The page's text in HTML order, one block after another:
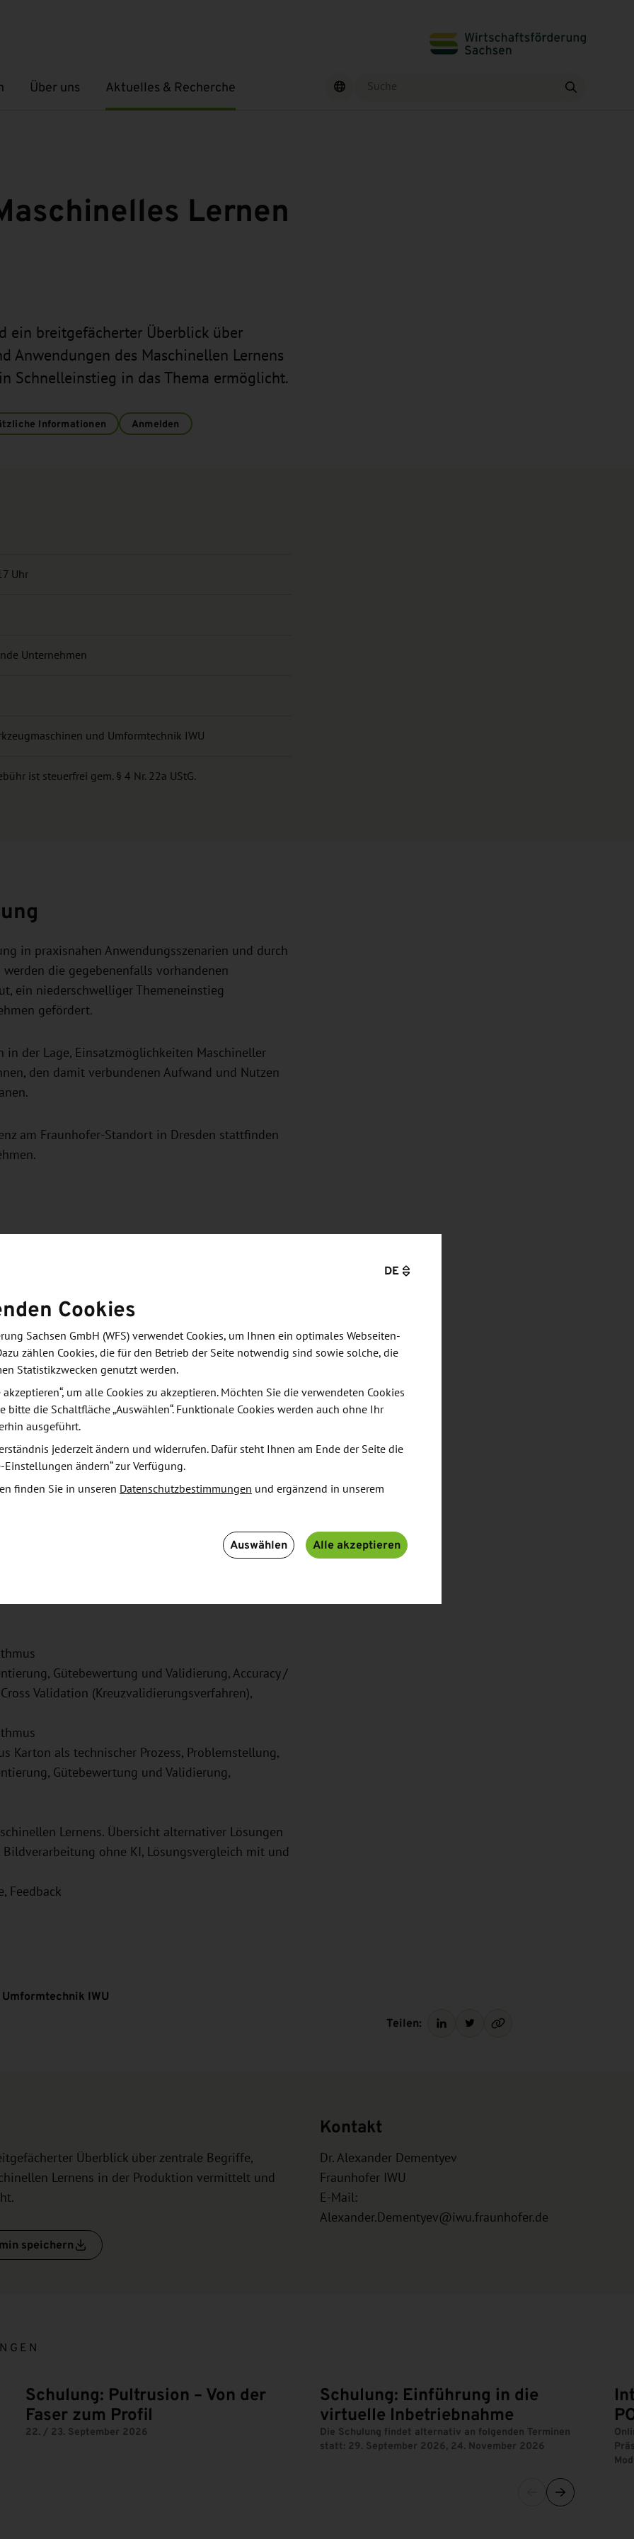
Über uns
Untermenü öffnenAktuelles & Recherche
Untermenü öffnen Finden
Lernen
ein breitgefächerter Überblick über
Anwendungen des Maschinellen Lernens
Schnelleinstieg in das Thema ermöglicht.
Informationen Anmelden
Uhr
Unternehmen
und Umformtechnik IWU
ist steuerfrei gem. § 4 Nr. 22a UStG.
in praxisnahen Anwendungsszenarien und durch
die gegebenenfalls vorhandenen
ein niederschwelliger Themeneinstieg
gefördert.
in der Lage, Einsatzmöglichkeiten Maschineller
den damit verbundenen Aufwand und Nutzen
am Fraunhofer-Standort in Dresden stattfinden
Prozessanalyse (Korrelationsanalyse,
Zeitreihenanalyse / Trends) und ML-
Regression). Unterschiede, Vor- bzw.
ML-Workflow, ML-Anwendungen in der
modelle, Datenakquise, (OPC UA, UMATI,
Datenvorverarbeitung, fehlende Werte und
Dimensionsreduzierung, PCA.
und Aufbau einer Versuchsumgebung
allg. Vorgehensweise, technische
Abschätzung und Verbesserung der
und Bibliotheken, Arbeit mit Python /
Gütebewertung und Validierung, Accuracy /
Validation (Kreuzvalidierungsverfahren),
Karton als technischer Prozess, Problemstellung,
Gütebewertung und Validierung,
Lernens. Übersicht alternativer Lösungen
ohne KI, Lösungsvergleich mit und
Feedback
IWU
Teilen:
Überblick über zentrale Begriffe,
Lernens in der Produktion vermittelt und
speichern
Kontakt
Dr. Alexander Dementyev
Fraunhofer IWU
E-Mail:
Alexander.Dementyev@iwu.fraunhofer.de
Schulung: Pultrusion – Von der
Faser zum Profil
22. / 23. September 2026
Schulung: Einführung in die
virtuelle Inbetriebnahme
Die Schulung findet alternativ an folgenden Terminen
statt: 29. September 2026, 24. November 2026
DE
Cookies
Sachsen GmbH (WFS) verwendet Cookies, um Ihnen ein optimales Webseiten-
zählen Cookies, die für den Betrieb der Seite notwendig sind sowie solche, die
Statistikzwecken genutzt werden.
um alle Cookies zu akzeptieren. Möchten Sie die verwendeten Cookies
bitte die Schaltfläche „Auswählen“. Funktionale Cookies werden auch ohne Ihr
ausgeführt.
jederzeit ändern und widerrufen. Dafür steht Ihnen am Ende der Seite die
Einstellungen ändern“ zur Verfügung.
finden Sie in unseren Datenschutzbestimmungen und ergänzend in unserem
Auswählen Alle akzeptieren